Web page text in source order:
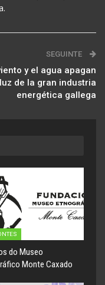
SEGUINTE
y el agua apagan
de la gran industria
energética gallega
do Museo
Monte Caxado